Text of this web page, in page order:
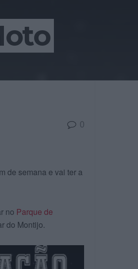
0
de semana e vai ter a
no Parque de
do Montijo.